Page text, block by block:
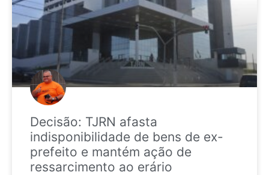
Decisão: TJRN afasta
indisponibilidade de bens de ex-
prefeito e mantém ação de
ressarcimento ao erário